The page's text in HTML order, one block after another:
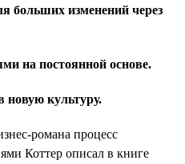
больших изменений через
на постоянной основе.
новую культуру.
романа процесс
Коттер описал в книге